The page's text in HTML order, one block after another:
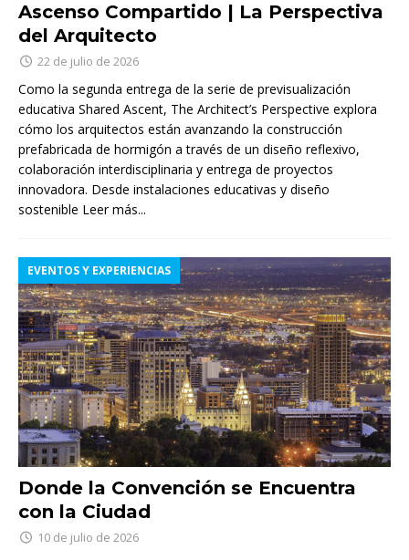
Ascenso Compartido | La Perspectiva
del Arquitecto
22 de julio de 2026
Como la segunda entrega de la serie de previsualización
educativa Shared Ascent, The Architect’s Perspective explora
cómo los arquitectos están avanzando la construcción
prefabricada de hormigón a través de un diseño reflexivo,
colaboración interdisciplinaria y entrega de proyectos
innovadora. Desde instalaciones educativas y diseño
sostenible Leer más...
Donde la Convención se Encuentra
con la Ciudad
EVENTOS Y EXPERIENCIAS
10 de julio de 2026